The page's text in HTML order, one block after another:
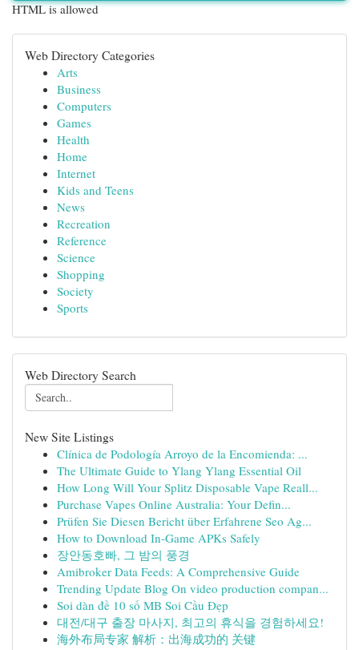
HTML is allowed
Web Directory Categories
Arts
Business
Computers
Games
Health
Home
Internet
Kids and Teens
News
Recreation
Reference
Science
Shopping
Society
Sports
Web Directory Search
New Site Listings
Clínica de Podología Arroyo de la Encomienda: ...
The Ultimate Guide to Ylang Ylang Essential Oil
How Long Will Your Splitz Disposable Vape Reall...
Purchase Vapes Online Australia: Your Defin...
Prüfen Sie Diesen Bericht über Erfahrene Seo Ag...
How to Download In-Game APKs Safely
장안동호빠, 그 밤의 풍경
Amibroker Data Feeds: A Comprehensive Guide
Trending Update Blog On video production compan...
Soi dàn đề 10 số MB Soi Cầu Đẹp
대전/대구 출장 마사지, 최고의 휴식을 경험하세요!
海外布局专家 解析：出海成功的 关键